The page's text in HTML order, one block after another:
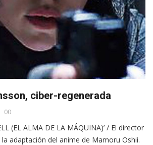
ciber-regenerada
00
(EL ALMA DE LA MÁQUINA)’ / El director
adaptación del anime de Mamoru Oshii.